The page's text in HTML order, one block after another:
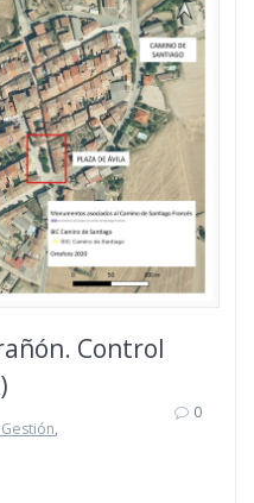
Control
,
0